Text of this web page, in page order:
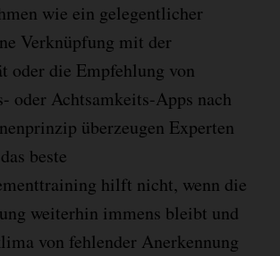
wie ein gelegentlicher
Verknüpfung mit der
oder die Empfehlung von
oder Achtsamkeits-Apps nach
überzeugen Experten
beste
hilft nicht, wenn die
weiterhin immens bleibt und
von fehlender Anerkennung